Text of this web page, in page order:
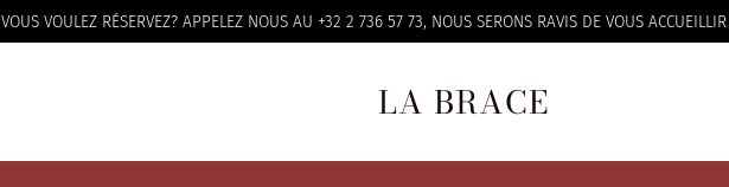
VOUS VOULEZ RÉSERVEZ? APPELEZ NOUS AU +32 2 736 57 73, NOUS SERONS RAVIS DE VOUS
LA BRACE